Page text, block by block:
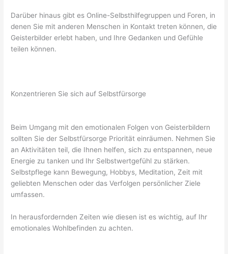
Darüber hinaus gibt es Online-Selbsthilfegruppen und Foren, in
denen Sie mit anderen Menschen in Kontakt treten können, die
Geisterbilder erlebt haben, und Ihre Gedanken und Gefühle
teilen können.
Konzentrieren Sie sich auf Selbstfürsorge
Beim Umgang mit den emotionalen Folgen von Geisterbildern
sollten Sie der Selbstfürsorge Priorität einräumen. Nehmen Sie
an Aktivitäten teil, die Ihnen helfen, sich zu entspannen, neue
Energie zu tanken und Ihr Selbstwertgefühl zu stärken.
Selbstpflege kann Bewegung, Hobbys, Meditation, Zeit mit
geliebten Menschen oder das Verfolgen persönlicher Ziele
umfassen.
In herausfordernden Zeiten wie diesen ist es wichtig, auf Ihr
emotionales Wohlbefinden zu achten.